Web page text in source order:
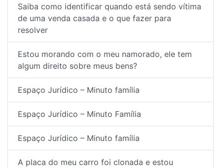
Saiba como identificar quando está sendo vítima
de uma venda casada e o que fazer para
resolver
Estou morando com o meu namorado, ele tem
algum direito sobre meus bens?
Espaço Jurídico – Minuto família
Espaço Jurídico – Minuto Família
Espaço Jurídico – Minuto família
A placa do meu carro foi clonada e estou